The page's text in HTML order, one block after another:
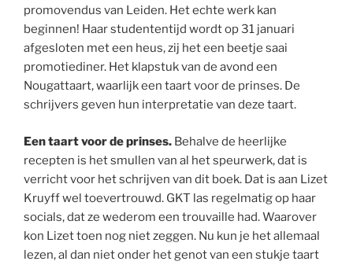
promovendus van Leiden. Het echte werk kan
beginnen! Haar studententijd wordt op 31 januari
afgesloten met een heus, zij het een beetje saai
promotiediner. Het klapstuk van de avond een
Nougattaart, waarlijk een taart voor de prinses. De
schrijvers geven hun interpretatie van deze taart.
Een taart voor de prinses. Behalve de heerlijke
recepten is het smullen van al het speurwerk, dat is
verricht voor het schrijven van dit boek. Dat is aan Lizet
Kruyff wel toevertrouwd. GKT las regelmatig op haar
socials, dat ze wederom een trouvaille had. Waarover
kon Lizet toen nog niet zeggen. Nu kun je het allemaal
lezen, al dan niet onder het genot van een stukje taart